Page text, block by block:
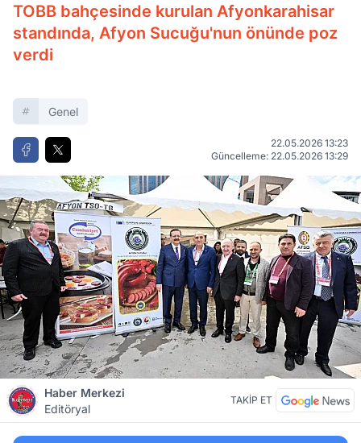
TOBB bahçesinde kurulan Afyonkarahisar
standında, Afyon Sucuğu'nun önünde poz
verdi
Genel
22.05.2026 13:23
Güncelleme: 22.05.2026 13:29
Haber Merkezi
Editöryal
TAKİP ET